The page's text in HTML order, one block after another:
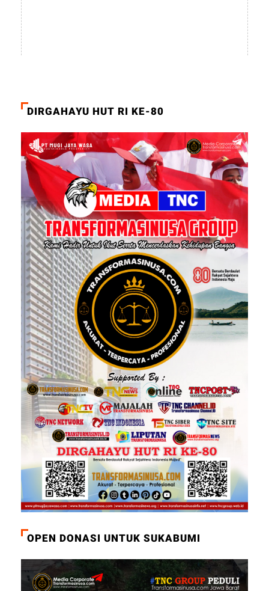
DIRGAHAYU HUT RI KE-80
OPEN DONASI UNTUK SUKABUMI